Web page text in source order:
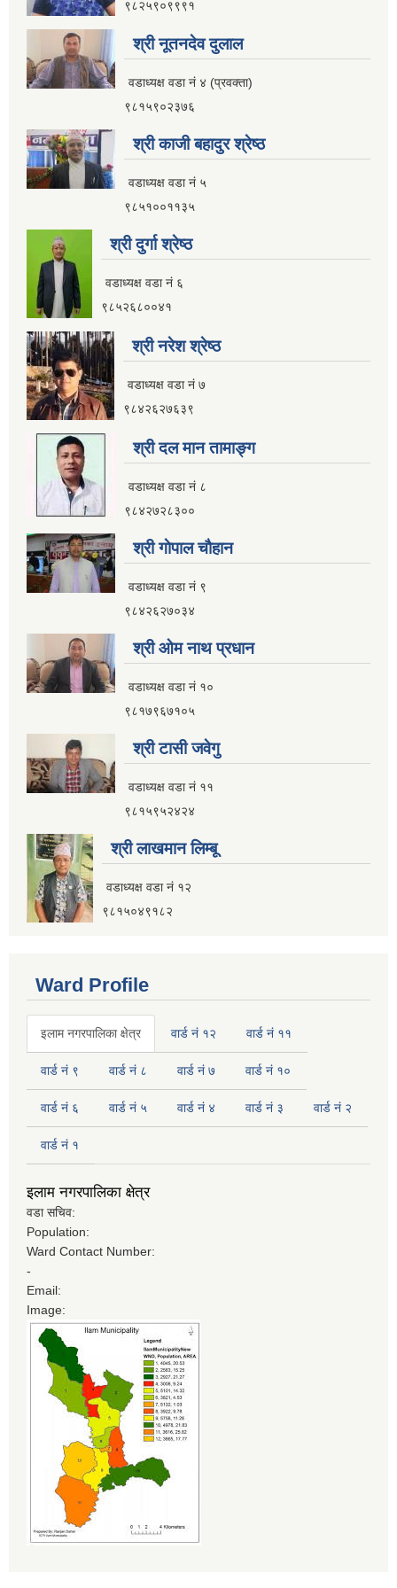
९८२५९०९९९१
श्री नूतनदेव दुलाल
वडाध्यक्ष वडा नं ४ (प्रवक्ता)
९८१५९०२३७६
श्री काजी बहादुर श्रेष्ठ
वडाध्यक्ष वडा नं ५
९८५१००११३५
श्री दुर्गा श्रेष्ठ
वडाध्यक्ष वडा नं ६
९८५२६८००४१
श्री नरेश श्रेष्ठ
वडाध्यक्ष वडा नं ७
९८४२६२७६३९
श्री दल मान तामाङ्ग
वडाध्यक्ष वडा नं ८
९८४२७२८३००
श्री गाेपाल चाैहान
वडाध्यक्ष वडा नं ९
९८४२६२७०३४
श्री ओम नाथ प्रधान
वडाध्यक्ष वडा नं १०
९८१७९६७१०५
श्री टासी जवेगु
वडाध्यक्ष वडा नं ११
९८१५९५२४२४
श्री लाखमान लिम्बू
वडाध्यक्ष वडा नं १२
९८१५०४९१८२
Ward Profile
इलाम नगरपालिका क्षेत्र वार्ड नं १२ वार्ड नं ११
वार्ड नं ९ वार्ड नं ८ वार्ड नं ७ वार्ड नं १०
वार्ड नं ६ वार्ड नं ५ वार्ड नं ४ वार्ड नं ३ वार्ड नं २
वार्ड नं १
इलाम नगरपालिका क्षेत्र
वडा सचिव:
Population:
Ward Contact Number:
-
Email:
Image: